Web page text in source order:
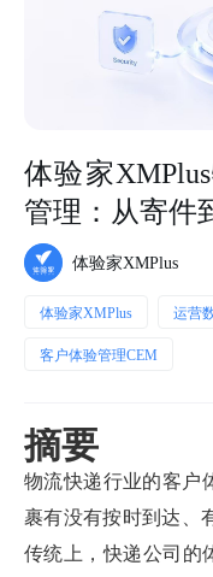
体验家
管理：从寄件
体验家XMPlus
体验家XMPlus 运营
客户体验管理CEM
摘要
物流快递行业的客
裹有没有按时到达、
传统上，快递公司的